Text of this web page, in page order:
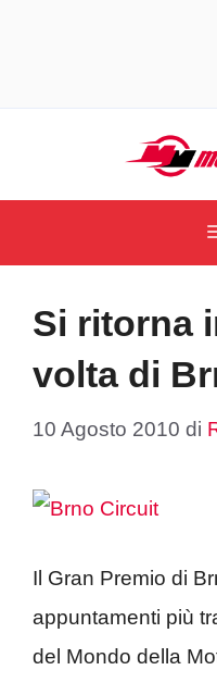
contenuto
Si ritorna
volta di
10 Agosto 2010 di
Il Gran Premio di
appuntamenti più
del Mondo della